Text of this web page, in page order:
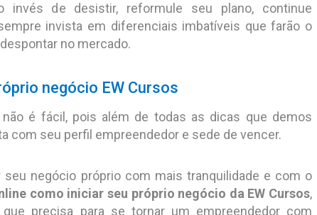
invés de desistir, reformule seu plano, continue
invista em diferenciais imbatíveis que farão o
no mercado.
negócio EW Cursos
é fácil, pois além de todas as dicas que demos
com seu perfil empreendedor e sede de vencer.
seu negócio próprio com mais tranquilidade e com o
como iniciar seu próprio negócio da EW Cursos,
precisa para se tornar um empreendedor com